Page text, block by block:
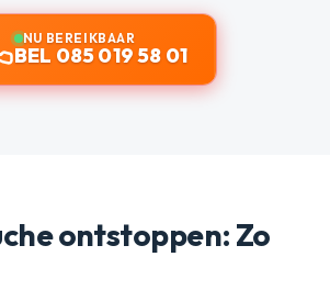
NU BEREIKBAAR
BEL 085 019 58 01
ontstoppen: Zo